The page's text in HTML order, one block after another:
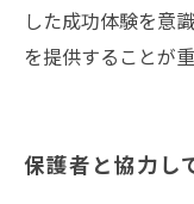
した成功体験を意
を提供することが重
保護者と協力し